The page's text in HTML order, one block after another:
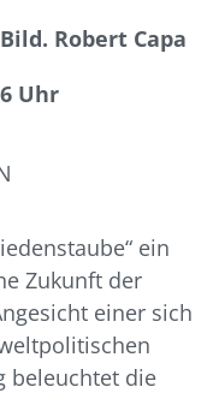
Robert Capa
Uhr
ein
Zukunft der
einer sich
beleuchtet die